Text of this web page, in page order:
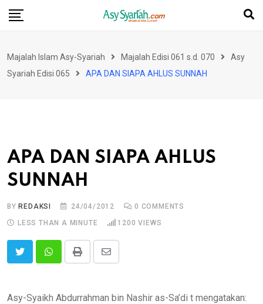
Skip
Majalah Islam Asy-Syariah Majalah Edisi 061 s.d. 070
Asy
Syariah Edisi 065
APA DAN SIAPA AHLUS SUNNAH
APA DAN SIAPA AHLUS
SUNNAH
BYREDAKSI 24/04/2012 0 COMMENTS
LESS THAN A MINUTE
1200 VIEWS
Print
Share
Email
Asy-Syaikh Abdurrahman bin Nashir as-Sa’di t mengatakan: